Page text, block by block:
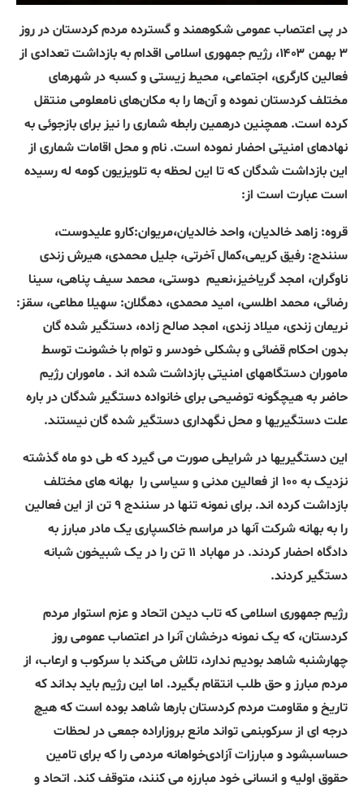
در پی اعتصاب عمومی شکوهمند و گسترده مردم کردستان در روز
۳ بهمن ۱۴۰۳، رژیم جمهوری اسلامی اقدام به بازداشت تعدادی از
فعالین کارگری، اجتماعی، محیط زیستی و کسبه در شهرهای
مختلف کردستان نموده و آن‌ها را به مکان‌های نامعلومی منتقل
کرده است. همچنین درهمین رابطه شماری را نیز برای بازجوئی به
نهادهای امنیتی احضار نموده است. نام و محل اقامات شماری از
این بازداشت شدگان که تا این لحظه به تلویزیون کومه له رسیده
است عبارت است از:
قروه: زاهد خالدیان، واحد خالدیان،مریوان:کارو علیدوست،
سنندج: رفیق کریمی،کمال آخرتی، جلیل محمدی، هیرش زندی
ناوگران، امجد گریاخیز،نعیم دوستی، محمد سیف پناهی، سینا
رضائی، محمد اطلسی، امید محمدی، دهگلان: سهیلا مطاعی، سقز:
نریمان زندی، میلاد زندی، امجد صالح زاده، دستگیر شده گان
بدون احکام قضائی و بشکلی خودسر و توام با خشونت توسط
ماموران دستگاههای امنیتی بازداشت شده اند . ماموران رژیم
حاضر به هیچگونه توضیحی برای خانواده دستگیر شدگان در باره
علت دستگیریها و محل نگهداری دستگیر شده گان نیستند.
این دستگیریها در شرایطی صورت می گیرد که طی دو ماه گذشته
نزدیک به ۱۰۰ از فعالین مدنی و سیاسی را
بهانه های مختلف
بازداشت کرده اند. برای نمونه تنها در سنندج ۹ تن از این فعالین
را به بهانه شرکت آنها در مراسم خاکسپاری یک مادر مبارز به
دادگاه احضار کردند. در مهاباد ۱۱ تن را در یک شبیخون شبانه
دستگیر کردند.
رژیم جمهوری اسلامی که تاب دیدن اتحاد و عزم استوار مردم
کردستان، که یک نمونه درخشان آنرا در اعتصاب عمومی روز
چهارشنبه شاهد بودیم ندارد، تلاش می‌کند با سرکوب و ارعاب، از
مردم مبارز و حق طلب انتقام بگیرد. اما این رژیم باید بداند که
تاریخ و مقاومت مردم کردستان بارها شاهد بوده است که هیچ
درجه ای از سرکوبنمی تواند مانع بروزاراده جمعی در لحظات
حساسبشود و مبارزات آزادی‌خواهانه مردمی را که برای تامین
حقوق اولیه و انسانی خود مبارزه می کنند، متوقف کند. اتحاد و